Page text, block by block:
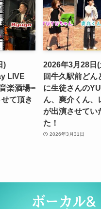
)
LIVE
楽酒場∞
て頂き
2026年3月28日
回牛久駅前どん
に生徒さんの
ん、爽介くん、
が出演させてい
た！
2026年3月31日